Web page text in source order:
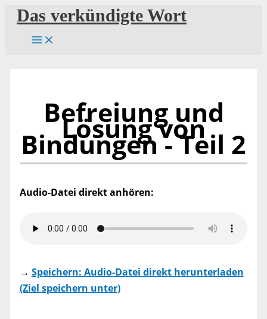
Zum
Inhalt
springen
Das verkündigte Wort
Befreiung und
Lösung von
Bindungen - Teil 2
Audio-Datei direkt anhören:
→ Speichern: Audio-Datei direkt herunterladen
(Ziel speichern unter)